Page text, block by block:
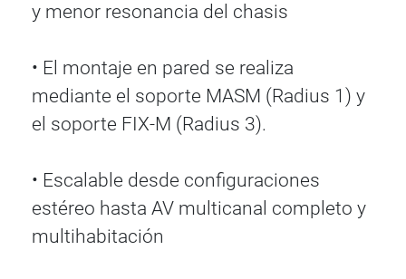
y menor resonancia del chasis
• El montaje en pared se realiza
mediante el soporte MASM (Radius 1) y
el soporte FIX-M (Radius 3).
• Escalable desde configuraciones
estéreo hasta AV multicanal completo y
multihabitación